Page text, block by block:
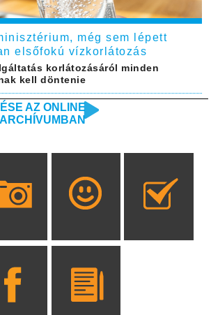
még sem lépett
elsőfokú vízkorlátozás
korlátozásáról minden
kell döntenie
AZ ONLINE
ARCHÍVUMBAN